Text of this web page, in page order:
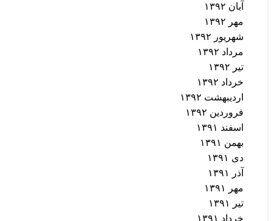
آبان ۱۳۹۲
مهر ۱۳۹۲
شهریور ۱۳۹۲
مرداد ۱۳۹۲
تیر ۱۳۹۲
خرداد ۱۳۹۲
اردیبهشت ۱۳۹۲
فروردین ۱۳۹۲
اسفند ۱۳۹۱
بهمن ۱۳۹۱
دی ۱۳۹۱
آذر ۱۳۹۱
مهر ۱۳۹۱
تیر ۱۳۹۱
خرداد ۱۳۹۱